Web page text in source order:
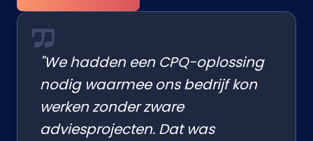
"We hadden een CPQ-oplossing
nodig waarmee ons bedrijf kon
werken zonder zware
adviesprojecten. Dat was